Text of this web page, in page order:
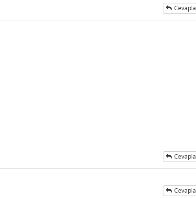
Cevapla
Cevapla
Cevapla